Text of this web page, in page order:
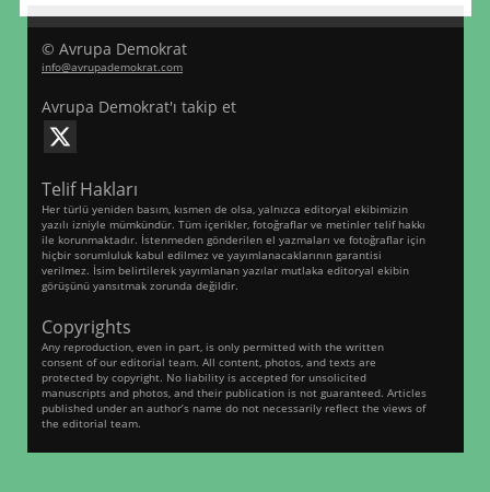
© Avrupa Demokrat
info@avrupademokrat.com
Avrupa Demokrat'ı takip et
Telif Hakları
Her türlü yeniden basım, kısmen de olsa, yalnızca editoryal ekibimizin
yazılı izniyle mümkündür. Tüm içerikler, fotoğraflar ve metinler telif hakkı
ile korunmaktadır. İstenmeden gönderilen el yazmaları ve fotoğraflar için
hiçbir sorumluluk kabul edilmez ve yayımlanacaklarının garantisi
verilmez. İsim belirtilerek yayımlanan yazılar mutlaka editoryal ekibin
görüşünü yansıtmak zorunda değildir.
Copyrights
Any reproduction, even in part, is only permitted with the written
consent of our editorial team. All content, photos, and texts are
protected by copyright. No liability is accepted for unsolicited
manuscripts and photos, and their publication is not guaranteed. Articles
published under an author’s name do not necessarily reflect the views of
the editorial team.